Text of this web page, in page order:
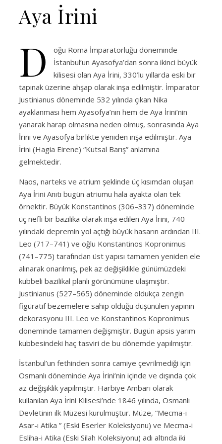
Aya İrini
D
oğu Roma İmparatorluğu döneminde
İstanbul’un Ayasofya’dan sonra ikinci büyük
kilisesi olan Aya İrini, 330’lu yıllarda eski bir
tapınak üzerine ahşap olarak inşa edilmiştir. İmparator
Justinianus döneminde 532 yılında çıkan Nika
ayaklanması hem Ayasofya’nın hem de Aya İrini’nin
yanarak harap olmasına neden olmuş, sonrasında Aya
İrini ve Ayasofya birlikte yeniden inşa edilmiştir. Aya
İrini (Hagia Eirene) “Kutsal Barış” anlamına
gelmektedir.
Naos, narteks ve atrium şeklinde üç kısımdan oluşan
Aya İrini Anıtı bugün atriumu hala ayakta olan tek
örnektir. Büyük Konstantinos (306–337) döneminde
üç nefli bir bazilika olarak inşa edilen Aya İrini, 740
yılındaki depremin yol açtığı büyük hasarın ardından III.
Leo (717–741) ve oğlu Konstantinos Kopronimus
(741–775) tarafından üst yapısı tamamen yeniden ele
alınarak onarılmış, pek az değişiklikle günümüzdeki
kubbeli bazilikal planlı görünümüne ulaşmıştır.
Justinianus (527–565) döneminde oldukça zengin
figüratif bezemelere sahip olduğu düşünülen yapının
dekorasyonu III. Leo ve Konstantinos Kopronimus
döneminde tamamen değişmiştir. Bugün apsis yarım
kubbesindeki haç tasviri de bu dönemde yapılmıştır.
İstanbul’un fethinden sonra camiye çevrilmediği için
Osmanlı döneminde Aya İrini’nin içinde ve dışında çok
az değişiklik yapılmıştır. Harbiye Ambarı olarak
kullanılan Aya İrini Kilisesi’nde 1846 yılında, Osmanlı
Devletinin ilk Müzesi kurulmuştur. Müze, “Mecma-i
Asar-ı Atika ” (Eski Eserler Koleksiyonu) ve Mecma-i
Esliha-i Atika (Eski Silah Koleksiyonu) adı altında iki